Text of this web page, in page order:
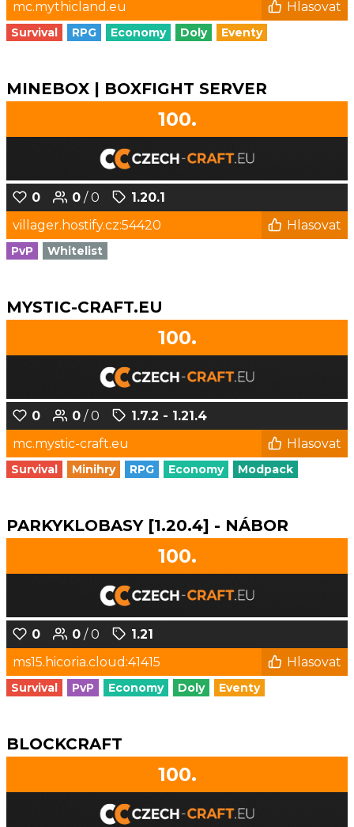
mc.mythicland.eu Hlasovat
Survival RPG Economy Doly Eventy
MINEBOX | BOXFIGHT SERVER
100.
0 0 / 0
1.20.1
villager.hostify.cz:54420
Hlasovat
PvP Whitelist
MYSTIC-CRAFT.EU
100.
0 0 / 0
1.7.2 - 1.21.4
mc.mystic-craft.eu
Hlasovat
Survival Minihry RPG Economy Modpack
PARKYKLOBASY [1.20.4] - NÁBOR
100.
0 0 / 0
1.21
ms15.hicoria.cloud:41415
Hlasovat
Survival PvP Economy Doly Eventy
BLOCKCRAFT
100.